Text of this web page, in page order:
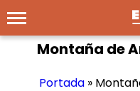
Montaña de
Portada »